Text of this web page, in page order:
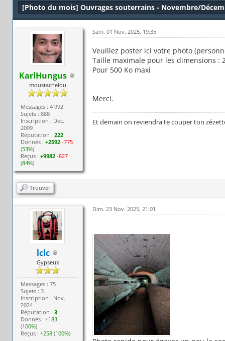
[Photo du mois] Ouvrages souterrains - Novembre/
KarlHungus
moustachelou
Messages : 4 992
Sujets : 888
Inscription : Dec.
2009
Réputation :222
Donnés :+2592 -775
(53%)
Reçus :+9982 -827
(84%)
Sam. 01 Nov. 2025, 19:35
Veuillez poster ici votre photo
Taille maximale pour les dimensions :
Pour 500 Ko maxi
Merci.
Et demain on reviendra te couper ton
Trouver
lclc
Gypseux
Messages : 75
Sujets : 3
Inscription : Nov.
2024
Réputation :3
Donnés :+183
(100%)
Reçus :+258 (100%)
Dim. 23 Nov. 2025, 21:01